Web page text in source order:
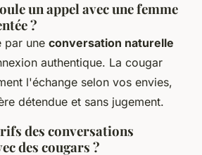
un appel avec une femme
?
par une conversation naturelle
authentique. La cougar
l'échange selon vos envies,
détendue et sans jugement.
des conversations
des cougars ?